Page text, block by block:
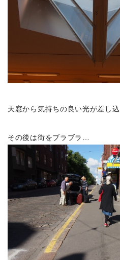
天窓から気持ちの良い光が差し
その後は街をブラブラ…